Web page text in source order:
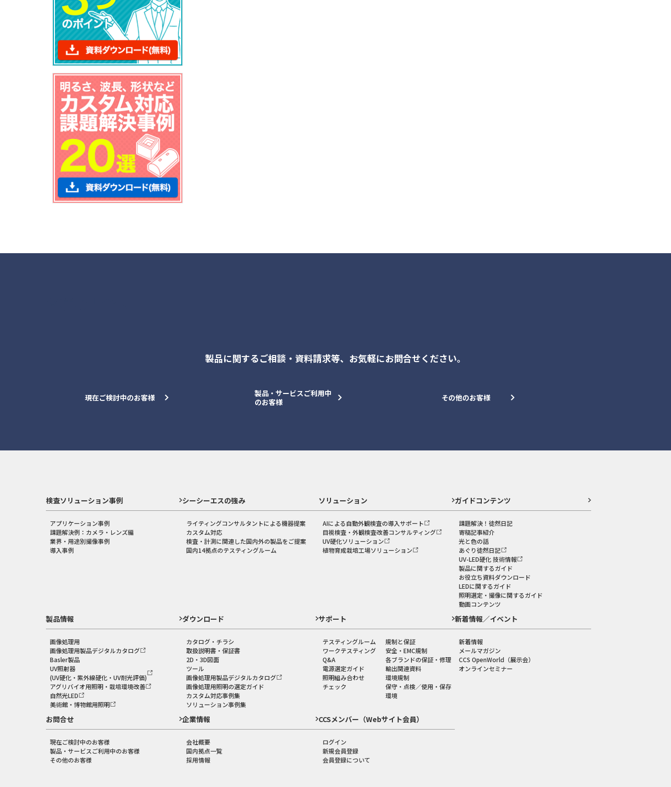
製品に関するご相談・資料請求等、 お気軽にお問合せください。
現在ご検討中のお客様
製品・サービスご利用中
のお客様
その他のお客様
検査ソリューション事例
アプリケーション事例
課題解決例：カメラ・レンズ編
業界・用途別撮像事例
導入事例
シーシーエスの強み
ライティングコンサルタントによる機器提案
カスタム対応
検査・計測に関連した国内外の製品をご提案
国内14拠点のテスティングルーム
ソリューション
AIによる自動外観検査の導入サポート
目視検査・外観検査改善コンサルティング
UV硬化ソリューション
植物育成栽培工場ソリューション
ガイドコンテンツ
課題解決！徒然日記
寄稿記事紹介
光と色の話
あぐり徒然日記
UV-LED硬化 技術情報
製品に関するガイド
お役立ち資料ダウンロード
LEDに関するガイド
照明選定・撮像に関するガイド
動画コンテンツ
製品情報
画像処理用
画像処理用製品デジタルカタログ
Basler製品
UV照射器
(UV硬化・紫外線硬化・UV耐光評価)
アグリバイオ用照明・栽培環境改善
自然光LED
美術館・博物館用照明
ダウンロード
カタログ・チラシ
取扱説明書・保証書
2D・3D図面
ツール
画像処理用製品デジタルカタログ
画像処理用照明の選定ガイド
カスタム対応事例集
ソリューション事例集
サポート
テスティングルーム
ワークテスティング
Q&A
電源選定ガイド
照明組み合わせ
チェック
規制と保証
安全・EMC規制
各ブランドの保証・修理
輸出関連資料
環境規制
保守・点検／使用・保存
環境
新着情報／イベント
新着情報
メールマガジン
CCS OpenWorld（展示会）
オンラインセミナー
お問合せ
現在ご検討中のお客様
製品・サービスご利用中のお客様
その他のお客様
企業情報
会社概要
国内拠点一覧
採用情報
CCSメンバー（Webサイト会員）
ログイン
新規会員登録
会員登録について